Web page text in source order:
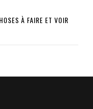
À FAIRE ET VOIR